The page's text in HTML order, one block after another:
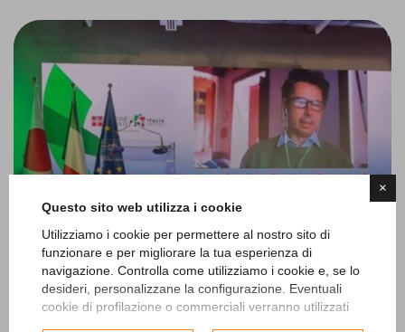
×
Questo sito web utilizza i cookie
Utilizziamo i cookie per permettere al nostro sito di
funzionare e per migliorare la tua esperienza di
navigazione. Controlla come utilizziamo i cookie e, se lo
desideri, personalizzane la configurazione. Eventuali
cookie di profilazione o commerciali verranno utilizzati
02 Ottobre 2025